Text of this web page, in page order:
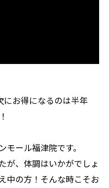
にお得になるのは半年
ール福津院です。
が、体調はいかがでしょ
中の方！そんな時こそお